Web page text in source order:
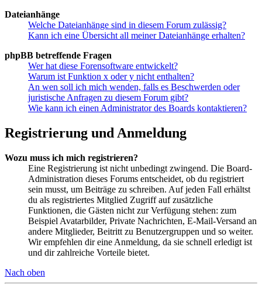
Dateianhänge
Welche Dateianhänge sind in diesem Forum zulässig?
Kann ich eine Übersicht all meiner Dateianhänge erhalten?
phpBB betreffende Fragen
Wer hat diese Forensoftware entwickelt?
Warum ist Funktion x oder y nicht enthalten?
An wen soll ich mich wenden, falls es Beschwerden oder
juristische Anfragen zu diesem Forum gibt?
Wie kann ich einen Administrator des Boards kontaktieren?
Registrierung und Anmeldung
Wozu muss ich mich registrieren?
Eine Registrierung ist nicht unbedingt zwingend. Die Board-
Administration dieses Forums entscheidet, ob du registriert
sein musst, um Beiträge zu schreiben. Auf jeden Fall erhältst
du als registriertes Mitglied Zugriff auf zusätzliche
Funktionen, die Gästen nicht zur Verfügung stehen: zum
Beispiel Avatarbilder, Private Nachrichten, E-Mail-Versand an
andere Mitglieder, Beitritt zu Benutzergruppen und so weiter.
Wir empfehlen dir eine Anmeldung, da sie schnell erledigt ist
und dir zahlreiche Vorteile bietet.
Nach oben